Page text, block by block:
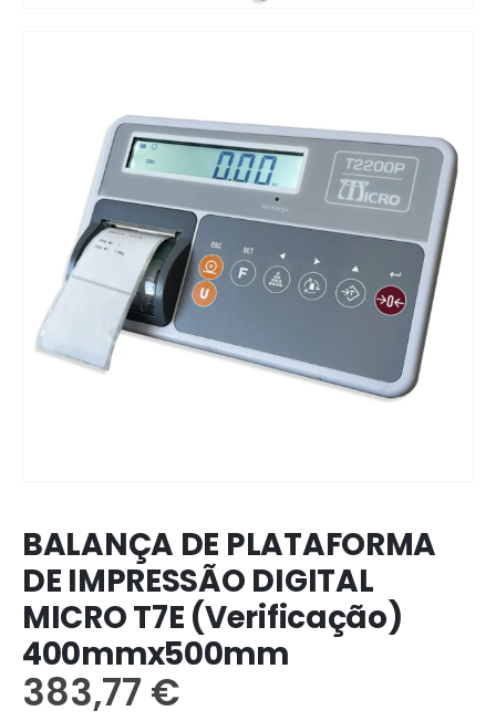
BALANÇA DE PLATAFORMA
DE IMPRESSÃO DIGITAL
MICRO T7E (Verificação)
400mmx500mm
383,77 €